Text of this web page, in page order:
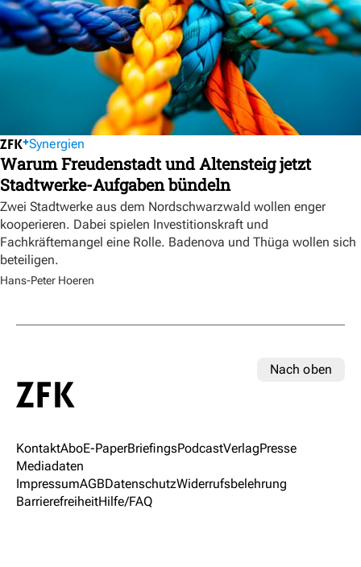
Synergien
Warum Freudenstadt und Altensteig jetzt
Stadtwerke-Aufgaben bündeln
Zwei Stadtwerke aus dem Nordschwarzwald wollen enger
kooperieren. Dabei spielen Investitionskraft und
Fachkräftemangel eine Rolle. Badenova und Thüga wollen sich
beteiligen.
Hans-Peter Hoeren
Nach oben
KontaktAboE-PaperBriefingsPodcastVerlagPresse
Mediadaten
ImpressumAGBDatenschutzWiderrufsbelehrung
BarrierefreiheitHilfe/FAQ